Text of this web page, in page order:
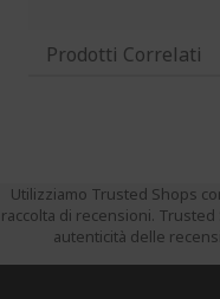
Prodotti Correlati
Utilizziamo Trusted Shops
raccolta di recensioni.
autenticità delle